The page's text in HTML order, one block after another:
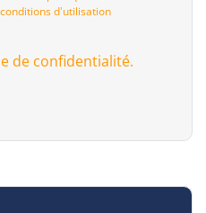
conditions d'utilisation
de confidentialité.